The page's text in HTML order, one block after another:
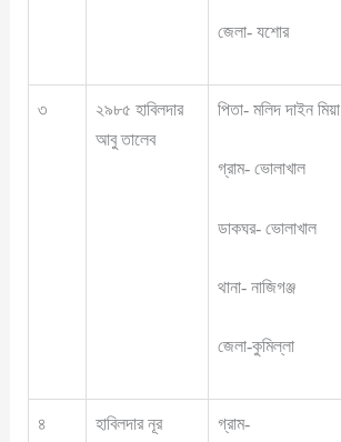
জেলা- যশোর
৩
২৯৮৫ হাবিলদার
আবু তালেব
পিতা- মলিদ দাইন মিয়া
গ্রাম- ভোলাখাল
ডাকঘর- ভোলাখাল
থানা- নাজিগঞ্জ
জেলা-কুমিল্লা
৪
হাবিলদার নূর
গ্রাম-